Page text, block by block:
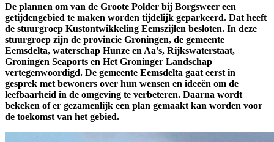
De plannen om van de Groote Polder bij Borgsweer een
getijdengebied te maken worden tijdelijk geparkeerd. Dat heeft
de stuurgroep Kustontwikkeling Eemszijlen besloten. In deze
stuurgroep zijn de provincie Groningen, de gemeente
Eemsdelta, waterschap Hunze en Aa's, Rijkswaterstaat,
Groningen Seaports en Het Groninger Landschap
vertegenwoordigd. De gemeente Eemsdelta gaat eerst in
gesprek met bewoners over hun wensen en ideeën om de
leefbaarheid in de omgeving te verbeteren. Daarna wordt
bekeken of er gezamenlijk een plan gemaakt kan worden voor
de toekomst van het gebied.